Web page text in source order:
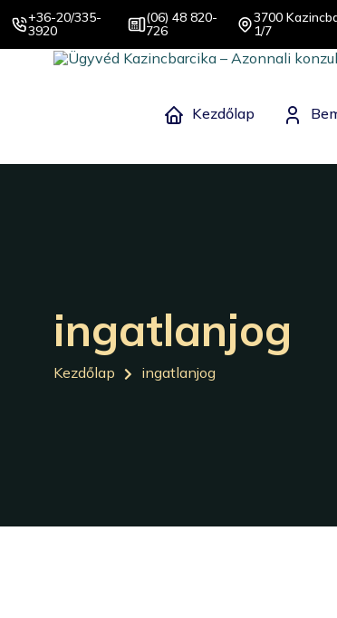
+36-20/335-
3920
(06) 48 820-
726
3700
1/7
Kezdőlap
ingatlanjog
Kezdőlap ingatlanjog